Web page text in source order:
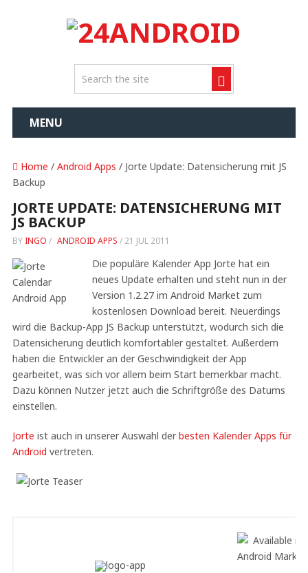
MENU
Home / Android Apps / Jorte Update: Datensicherung mit JS
Backup
JORTE UPDATE: DATENSICHERUNG MIT
JS BACKUP
BY INGO / ANDROID APPS / 21 JUL 2011
Die populäre Kalender App Jorte hat ein
neues Update erhalten und steht nun in der
Version 1.2.27 im Android Market zum
kostenlosen Download bereit. Neuerdings
wird die Backup-App JS Backup unterstützt, wodurch sich die
Datensicherung deutlich komfortabler gestaltet. Außerdem
haben die Entwickler an der Geschwindigkeit der App
gearbeitet, was sich vor allem beim Start bemerkbar macht.
Dazu können Nutzer jetzt auch die Schriftgröße des Datums
einstellen.
Jorte ist auch in unserer Auswahl der besten Kalender Apps für
Android vertreten.